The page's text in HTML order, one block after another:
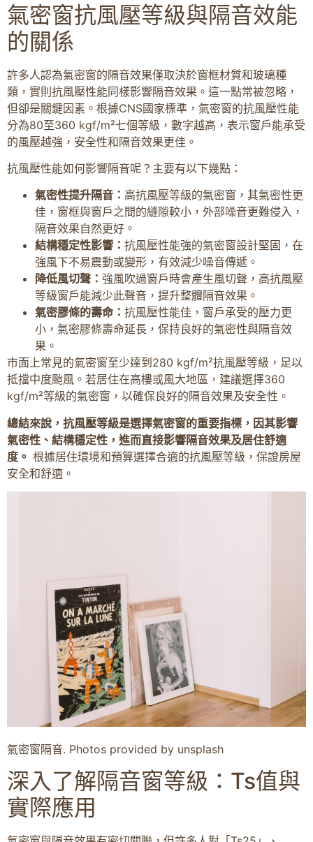
氣密窗抗風壓等級與隔音效能
的關係
許多人認為氣密窗的隔音效果僅取決於窗框材質和玻璃種
類，實則抗風壓性能同樣影響隔音效果。這一點常被忽略，
但卻是關鍵因素。根據CNS國家標準，氣密窗的抗風壓性能
分為80至360 kgf/m²七個等級，數字越高，表示窗戶能承受
的風壓越強，安全性和隔音效果更佳。
抗風壓性能如何影響隔音呢？主要有以下幾點：
氣密性提升隔音： 高抗風壓等級的氣密窗，其氣密性更
佳，窗框與窗戶之間的縫隙較小，外部噪音更難侵入，
隔音效果自然更好。
結構穩定性影響： 抗風壓性能強的氣密窗設計堅固，在
強風下不易震動或變形，有效減少噪音傳遞。
降低風切聲： 強風吹過窗戶時會產生風切聲，高抗風壓
等級窗戶能減少此聲音，提升整體隔音效果。
氣密膠條的壽命： 抗風壓性能佳，窗戶承受的壓力更
小，氣密膠條壽命延長，保持良好的氣密性與隔音效
果。
市面上常見的氣密窗至少達到280 kgf/m²抗風壓等級，足以
抵擋中度颱風。若居住在高樓或風大地區，建議選擇360
kgf/m²等級的氣密窗，以確保良好的隔音效果及安全性。
總結來說，抗風壓等級是選擇氣密窗的重要指標，因其影響
氣密性、結構穩定性，進而直接影響隔音效果及居住舒適
度。 根據居住環境和預算選擇合適的抗風壓等級，保證房屋
安全和舒適。
氣密窗隔音. Photos provided by unsplash
深入了解隔音窗等級：Ts值與
實際應用